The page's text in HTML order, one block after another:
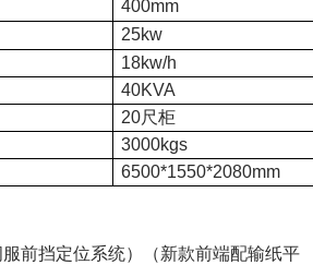
400mm
25kw
18kw/h
40KVA
20尺柜
3000kgs
6500*1550*2080mm
前挡定位系统）（新款前端配输纸平